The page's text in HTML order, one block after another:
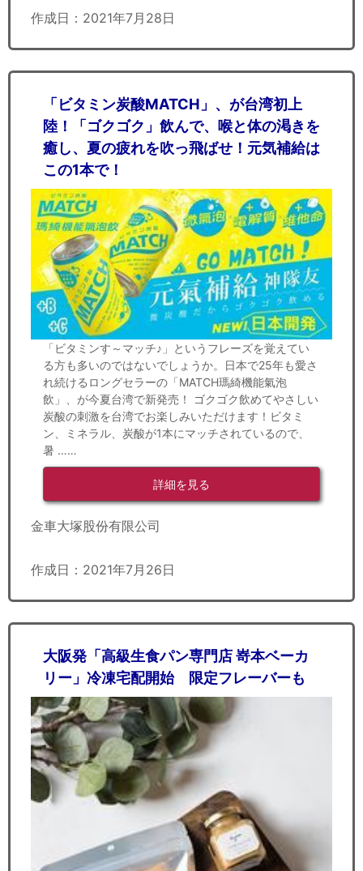
作成日：2021年7月28日
「ビタミン炭酸MATCH」、が台湾初上
陸！「ゴクゴク」飲んで、喉と体の渇きを
癒し、夏の疲れを吹っ飛ばせ！元気補給は
この1本で！
「ビタミンす～マッチ♪」というフレーズを覚えてい
る方も多いのではないでしょうか。日本で25年も愛さ
れ続けるロングセラーの「MATCH瑪綺機能氣泡
飲」、が今夏台湾で新発売！ ゴクゴク飲めてやさしい
炭酸の刺激を台湾でお楽しみいただけます！ビタミ
ン、ミネラル、炭酸が1本にマッチされているので、
暑 ……
詳細を見る
金車大塚股份有限公司
作成日：2021年7月26日
大阪発「高級生食パン専門店 嵜本ベーカ
リー」冷凍宅配開始 限定フレーバーも